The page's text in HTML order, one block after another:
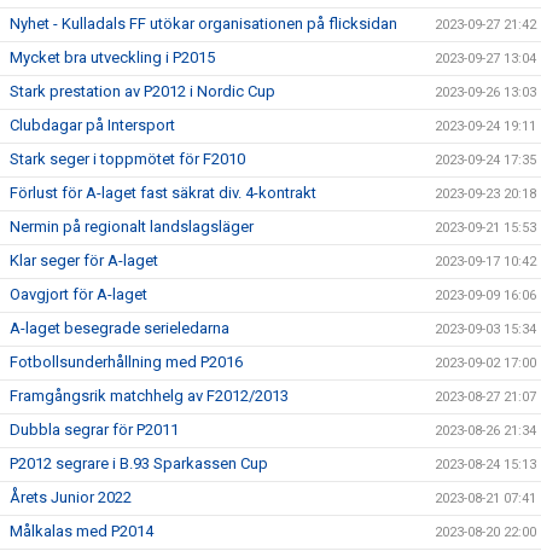
Nyhet - Kulladals FF utökar organisationen på flicksidan 2023-09-27 21:42
Mycket bra utveckling i P2015 2023-09-27 13:04
Stark prestation av P2012 i Nordic Cup 2023-09-26 13:03
Clubdagar på Intersport 2023-09-24 19:11
Stark seger i toppmötet för F2010 2023-09-24 17:35
Förlust för A-laget fast säkrat div. 4-kontrakt 2023-09-23 20:18
Nermin på regionalt landslagsläger 2023-09-21 15:53
Klar seger för A-laget 2023-09-17 10:42
Oavgjort för A-laget 2023-09-09 16:06
A-laget besegrade serieledarna 2023-09-03 15:34
Fotbollsunderhållning med P2016 2023-09-02 17:00
Framgångsrik matchhelg av F2012/2013 2023-08-27 21:07
Dubbla segrar för P2011 2023-08-26 21:34
P2012 segrare i B.93 Sparkassen Cup 2023-08-24 15:13
Årets Junior 2022 2023-08-21 07:41
Målkalas med P2014 2023-08-20 22:00